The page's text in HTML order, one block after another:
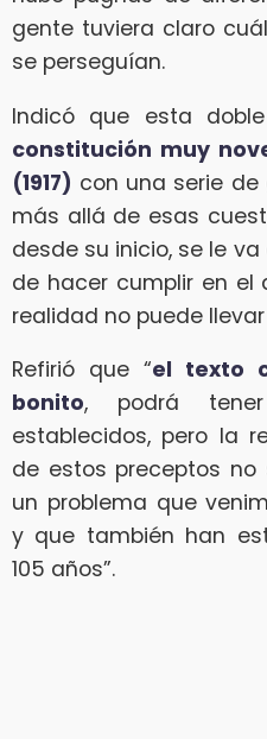
gente tuviera claro
se perseguían.
Indicó que esta
constitución muy
(1917) con una serie
más allá de esas
desde su inicio, se le
de hacer cumplir en el
realidad no puede
Refirió que “el texto
bonito, podrá
establecidos, pero la
de estos preceptos
un problema que
y que también han
105 años”.